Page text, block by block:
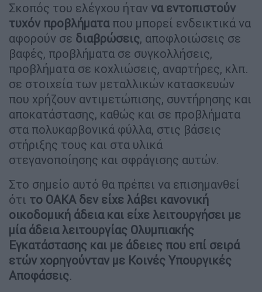
Σκοπός του ελέγχου ήταν να εντοπιστούν
τυχόν προβλήματαπου μπορεί ενδεικτικά να
αφορούν σε διαβρώσεις, αποφλοιώσεις σε
βαφές, προβλήματα σε συγκολλήσεις,
προβλήματα σε κοχλιώσεις, αναρτήρες, κλπ.
σε στοιχεία των μεταλλικών κατασκευών
που χρήζουν αντιμετώπισης, συντήρησης και
αποκατάστασης, καθώς και σε προβλήματα
στα πολυκαρβονικά φύλλα, στις βάσεις
στήριξης τους και στα υλικά
στεγανοποίησης και σφράγισης αυτών.
Στο σημείο αυτό θα πρέπει να επισημανθεί
ότι το ΟΑΚΑ δεν είχε λάβει κανονική
οικοδομική άδεια και είχε λειτουργήσει με
μία άδεια λειτουργίας Ολυμπιακής
Εγκατάστασης και με άδειες που επί σειρά
ετών χορηγούνταν με Κοινές Υπουργικές
Αποφάσεις.